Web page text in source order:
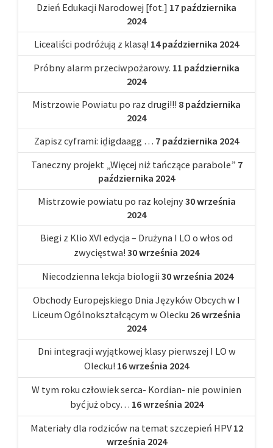
Dzień Edukacji Narodowej [fot.] 17 października
2024
Licealiści podróżują z klasą! 14 października 2024
Próbny alarm przeciwpożarowy. 11 października
2024
Mistrzowie Powiatu po raz drugi!!! 8 października
2024
Zapisz cyframi: iḏigdaagg … 7 października 2024
Taneczny projekt „Więcej niż tańczące parabole” 7
października 2024
Mistrzowie powiatu po raz kolejny30 września
2024
Biegi z Klio XVI edycja – Drużyna I LO o włos od
zwycięstwa! 30 września 2024
Niecodzienna lekcja biologii 30 września 2024
Obchody Europejskiego Dnia Języków Obcych w I
Liceum Ogólnokształcącym w Olecku 26 września
2024
Dni integracji wyjątkowej klasy pierwszej I LO w
Olecku! 16 września 2024
W tym roku człowiek serca- Kordian- nie powinien
być już obcy… 16 września 2024
Materiały dla rodziców na temat szczepień HPV 12
września 2024